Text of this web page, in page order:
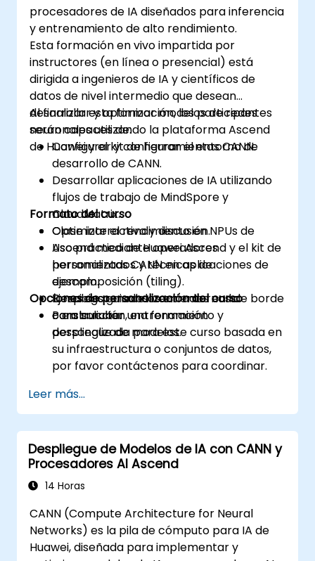
procesadores de IA diseñados para inferencia
y entrenamiento de alto rendimiento.
Esta formación en vivo impartida por
instructores (en línea o presencial) está
dirigida a ingenieros de IA y científicos de
datos de nivel intermedio que desean
desarrollar y optimizar modelos de redes
neuronales utilizando la plataforma Ascend
de Huawei y el kit de herramientas CANN.
Al finalizar esta formación, los participantes
serán capaces de:
Configurar y configurar el entorno de
desarrollo de CANN.
Desarrollar aplicaciones de IA utilizando
flujos de trabajo de MindSpore y
CloudMatrix.
Optimizar el rendimiento en NPUs de
Ascend mediante operadores
personalizados y técnicas de
descomposición (tiling).
Desplegar modelos en entornos de borde
o en la nube.
Formato del curso
Clase interactiva y discusión.
Uso práctico de Huawei Ascend y el kit de
herramientas CANN en aplicaciones de
ejemplo.
Ejercicios guiados centrados en la
construcción, entrenamiento y
despliegue de modelos.
Opciones de personalización del curso
Para solicitar una formación
personalizada para este curso basada en
su infraestructura o conjuntos de datos,
por favor contáctenos para coordinar.
Leer más...
Despliegue de Modelos de IA con CANN y
Procesadores AI Ascend
14 Horas
CANN (Compute Architecture for Neural
Networks) es la pila de cómputo para IA de
Huawei, diseñada para implementar y